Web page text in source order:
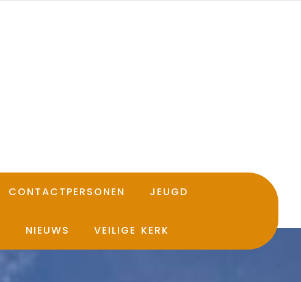
CONTACTPERSONEN JEUGD
NIEUWS VEILIGE KERK